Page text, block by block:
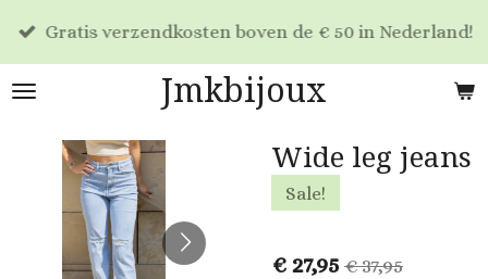
Ga
de
Jmkbijoux
Gratis verzendkosten boven de € 50 in Nederland!
Wide leg jeans
Sale!
€ 27,95 € 37,95